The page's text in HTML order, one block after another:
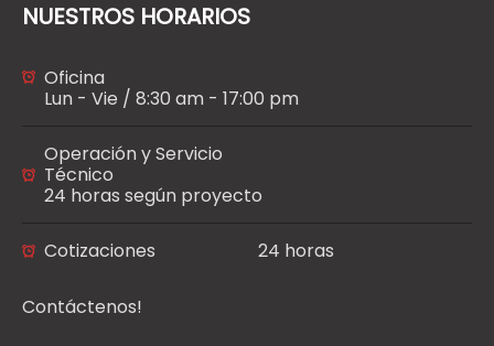
NUESTROS HORARIOS
Oficina
Lun - Vie / 8:30 am - 17:00 pm
Operación y Servicio
Técnico
24 horas según proyecto
Cotizaciones 24 horas
Contáctenos!